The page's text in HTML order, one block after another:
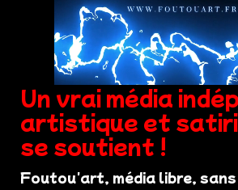
Un vrai média
artistique et
se soutient !
Foutou'art, média libre, sans